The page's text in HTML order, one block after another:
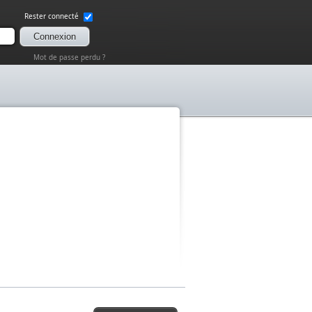
Rester connecté
Connexion
Mot de passe perdu ?